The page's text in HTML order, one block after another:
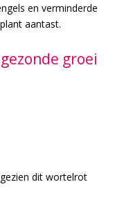
en verminderde
aantast.
groei
dit wortelrot